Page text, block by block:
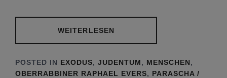
WEITERLESEN
POSTED IN EXODUS, JUDENTUM, MENSCHEN,
OBERRABBINER RAPHAEL EVERS, PARASCHA /